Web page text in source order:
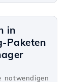
in
Paketen
notwendigen